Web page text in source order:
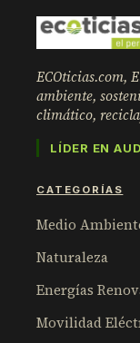
ECOticias.com,
ambiente,
climático,
LÍDER EN
CATEGORÍAS
Medio
Naturaleza
Energías
Movilidad